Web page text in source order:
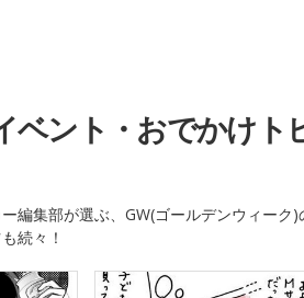
ベント・おでかけト
編集部が選ぶ、GW(ゴールデンウィーク
続々！